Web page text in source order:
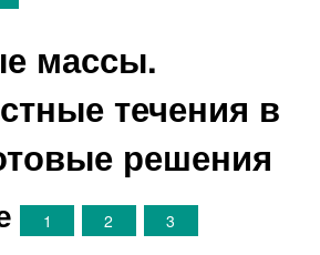
массы.
течения в
решения
1 2 3